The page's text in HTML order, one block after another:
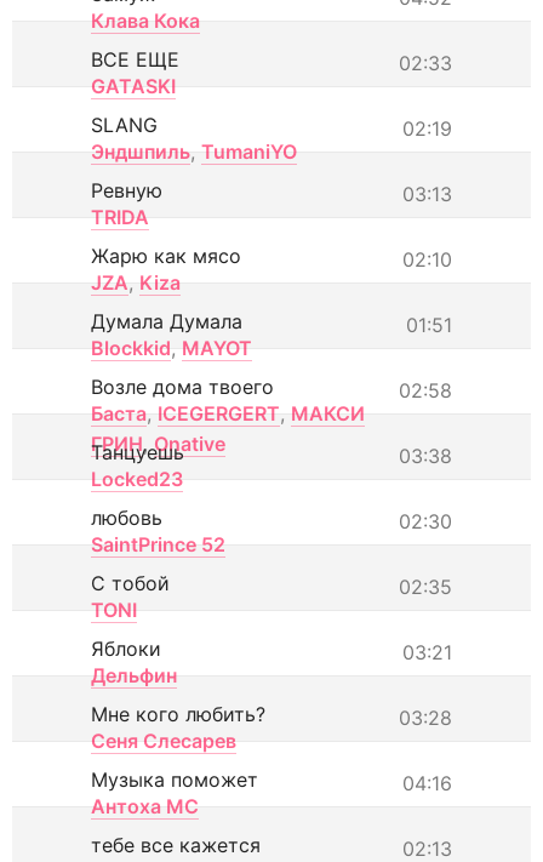
Клава Кока
02:33
ВСЕ ЕЩЕ
GATASKI
02:19
SLANG
Эндшпиль, TumaniYO
03:13
Ревную
TRIDA
02:10
Жарю как мясо
JZA, Kiza
01:51
Думала Думала
Blockkid, MAYOT
02:58
Возле дома твоего
Баста, ICEGERGERT, МАКСИ
ГРИН, Onative 03:38
Танцуешь
Locked23
02:30
любовь
SaintPrince 52
02:35
С тобой
TONI
03:21
Яблоки
Дельфин
03:28
Мне кого любить?
Сеня Слесарев
04:16
Музыка поможет
Антоха МС
02:13
тебе все кажется